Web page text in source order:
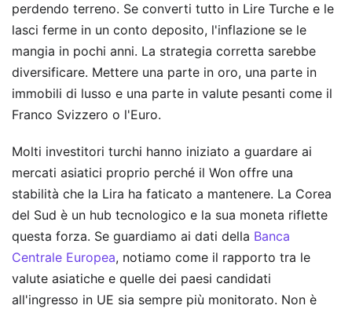
perdendo terreno. Se converti tutto in Lire Turche e le
lasci ferme in un conto deposito, l'inflazione se le
mangia in pochi anni. La strategia corretta sarebbe
diversificare. Mettere una parte in oro, una parte in
immobili di lusso e una parte in valute pesanti come il
Franco Svizzero o l'Euro.
Molti investitori turchi hanno iniziato a guardare ai
mercati asiatici proprio perché il Won offre una
stabilità che la Lira ha faticato a mantenere. La Corea
del Sud è un hub tecnologico e la sua moneta riflette
questa forza. Se guardiamo ai dati della Banca
Centrale Europea, notiamo come il rapporto tra le
valute asiatiche e quelle dei paesi candidati
all'ingresso in UE sia sempre più monitorato. Non è